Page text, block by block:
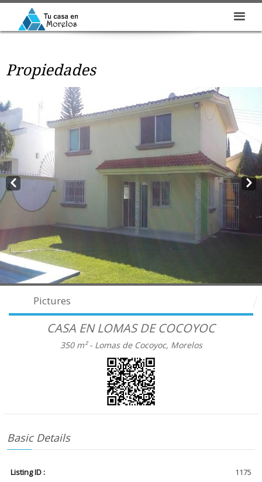
Propiedades
Prev Next
Pictures
CASA EN LOMAS DE COCOYOC
350 m² - Lomas de Cocoyoc, Morelos
Basic Details
Listing ID :
1175